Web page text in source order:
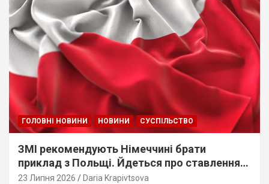
ГОЛОВНІ НОВИНИ НОВИНИ СУСПІЛЬСТВО
ЗМІ рекомендують Німеччині брати
приклад з Польщі. Йдеться про ставлення
до українців
23 Липня 2026 Daria Krapivtsova